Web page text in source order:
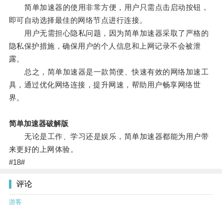
简单加速器的使用非常方便，用户只需点击启动按钮，
即可自动选择最佳的网络节点进行连接。
用户无需担心隐私问题，因为简单加速器采取了严格的
隐私保护措施，确保用户的个人信息和上网记录不会被泄
露。
总之，简单加速器是一款简便、快速有效的网络加速工
具，通过优化网络连接，提升网速，帮助用户畅享网络世
界。
简单加速器破解版
无论是工作、学习还是娱乐，简单加速器都能为用户带
来更好的上网体验。
#18#
评论
游客